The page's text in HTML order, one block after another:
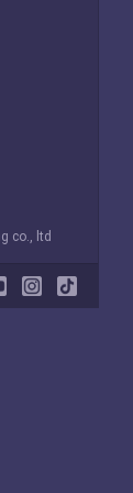
co., ltd